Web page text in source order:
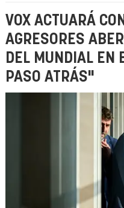
VOX ACTUARÁ
AGRESORES
DEL MUNDIAL EN
PASO ATRÁS"